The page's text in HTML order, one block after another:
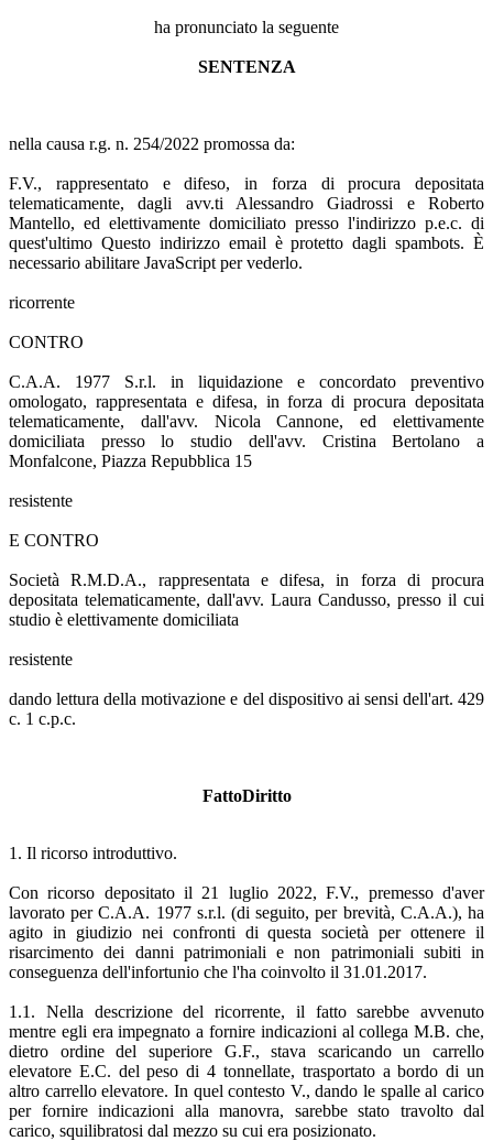
ha pronunciato la seguente
SENTENZA
nella causa r.g. n. 254/2022 promossa da:
F.V., rappresentato e difeso, in forza di procura depositata
telematicamente, dagli avv.ti Alessandro Giadrossi e Roberto
Mantello, ed elettivamente domiciliato presso l'indirizzo p.e.c. di
quest'ultimo Questo indirizzo email è protetto dagli spambots. È
necessario abilitare JavaScript per vederlo.
ricorrente
CONTRO
C.A.A. 1977 S.r.l. in liquidazione e concordato preventivo
omologato, rappresentata e difesa, in forza di procura depositata
telematicamente, dall'avv. Nicola Cannone, ed elettivamente
domiciliata presso lo studio dell'avv. Cristina Bertolano a
Monfalcone, Piazza Repubblica 15
resistente
E CONTRO
Società R.M.D.A., rappresentata e difesa, in forza di procura
depositata telematicamente, dall'avv. Laura Candusso, presso il cui
studio è elettivamente domiciliata
resistente
dando lettura della motivazione e del dispositivo ai sensi dell'art. 429
c. 1 c.p.c.
FattoDiritto
1. Il ricorso introduttivo.
Con ricorso depositato il 21 luglio 2022, F.V., premesso d'aver
lavorato per C.A.A. 1977 s.r.l. (di seguito, per brevità, C.A.A.), ha
agito in giudizio nei confronti di questa società per ottenere il
risarcimento dei danni patrimoniali e non patrimoniali subiti in
conseguenza dell'infortunio che l'ha coinvolto il 31.01.2017.
1.1. Nella descrizione del ricorrente, il fatto sarebbe avvenuto
mentre egli era impegnato a fornire indicazioni al collega M.B. che,
dietro ordine del superiore G.F., stava scaricando un carrello
elevatore E.C. del peso di 4 tonnellate, trasportato a bordo di un
altro carrello elevatore. In quel contesto V., dando le spalle al carico
per fornire indicazioni alla manovra, sarebbe stato travolto dal
carico, squilibratosi dal mezzo su cui era posizionato.